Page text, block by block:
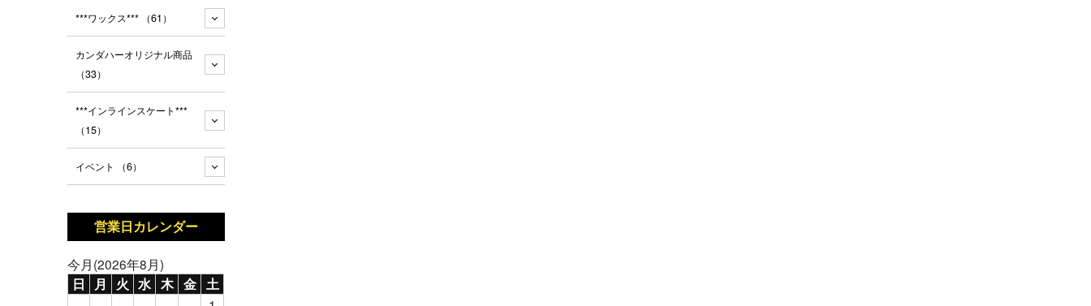
***ワックス*** （61）
カンダハーオリジナル商品
（33）
***インラインスケート***
（15）
イベント （6）
営業日カレンダー
今月(2026年8月)
日 月 火 水 木 金 土